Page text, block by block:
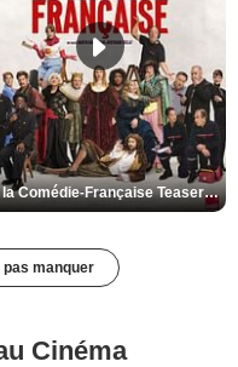
De la Comédie-Française Teaser VF
pas manquer
Cinéma